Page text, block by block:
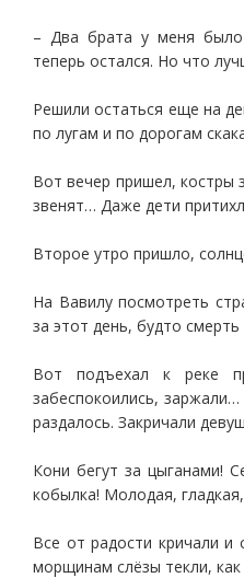
– Два брата у меня
теперь остался. Но что
Решили остаться еще на
по лугам и по дорогам
Вот вечер пришел, костры
звенят… Даже дети
Второе утро пришло,
На Вавилу посмотреть
за этот день, будто смерть
Вот подъехал к реке
забеспокоились,
раздалось. Закричали
Кони бегут за цыганами!
кобылка! Молодая,
Все от радости кричали
морщинам слёзы текли,